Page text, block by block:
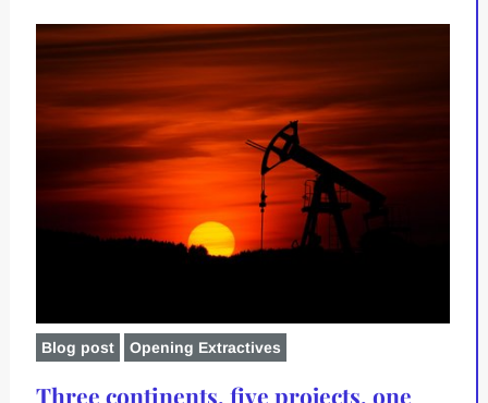
Blog post Opening Extractives
Three continents, five projects, one